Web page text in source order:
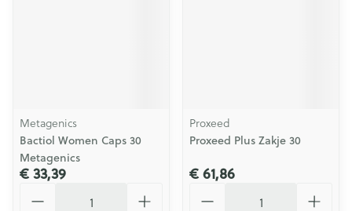
Metagenics
Bactiol Women Caps 30
Metagenics
€ 33,39
Proxeed
Proxeed Plus Zakje 30
€ 61,86